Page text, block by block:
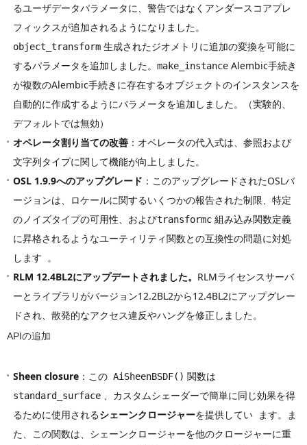
るユーザデータパラメータに、警告ではなくアンダースコアプレ
フィックスが追加されるようになりました。
object_transform 生成されたジオメトリに追加の変換を可能に
するパラメータを追加しました。 make_instance Alembic手続き
が複数のAlembic手続きに存在するオブジェクトのインスタンスを
自動的に作成するようにパラメータを追加しました。（実験的、
デフォルトでは無効）
オペレータ割り当ての改善 ：オペレータの代入式は、参照および
文字列タイプに関して機能が向上しました。
OSL 1.9.9へのアップグレード ：このアップグレードされたOSLバ
ージョンは、ロケールに関するいくつかの報告された制限、特定
のノイズタイプの可用性、およびtransformc 組み込み関数定義
に昇格されるようなユーティリティ関数との互換性の問題に対処
します 。
RLM 12.4BL2にアップデートされました。 RLMライセンスサーバ
ーとライブラリがバージョン12.2BL2から12.4BL2にアップグレー
ドされ、散発的なアクセス違反やハングを修正しました。
APIの追加
Sheen closure ：この AiSheenBSDF() 関数は
standard_surface 、カスタムシェーダーで簡単に同じ効果を得
るために使用されるシェーンクロージャーを提供してい ます。ま
た、この関数は、シェーンクロージャーを他のクロージャーに重